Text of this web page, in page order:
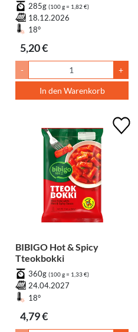
285g (100 g = 1,82 €)
18.12.2026
18°
5,20 €
- +
In den Warenkorb
BIBIGO Hot & Spicy
Tteokbokki
360g (100 g = 1,33 €)
24.04.2027
18°
4,79 €